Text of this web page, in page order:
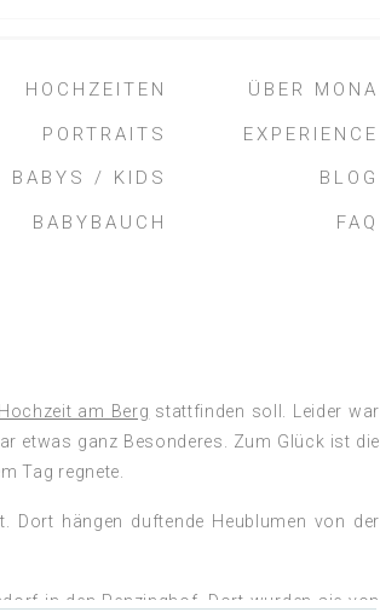
HOCHZEITEN
PORTRAITS
BABYS / KIDS
ÜBER MONA
EXPERIENCE
BLOG
FAQ
BABYBAUCH
Hochzeit am Berg stattfinden soll. Leider war
etwas ganz Besonderes. Zum Glück ist die
Tag regnete.
Dort hängen duftende Heublumen von der
in den Penzinghof. Dort wurden sie von